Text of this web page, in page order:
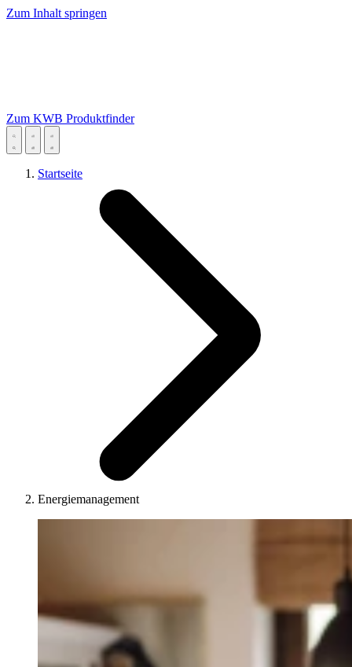
Zum Inhalt springen
Zum KWB Produktfinder
Startseite
Energiemanagement